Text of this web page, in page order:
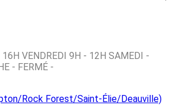
VENDREDI 9H - 12H SAMEDI -
- FERMÉ -
Rock Forest/Saint-Élie/Deauville)